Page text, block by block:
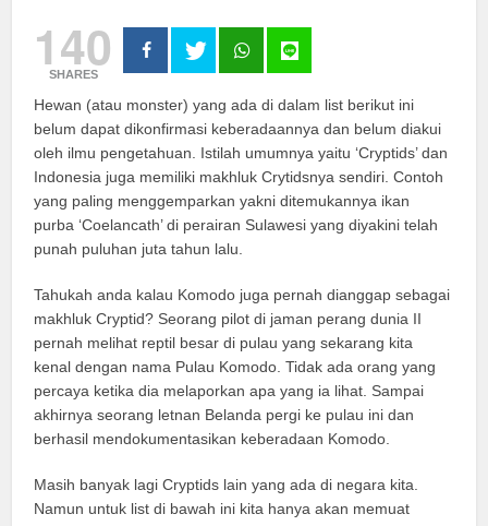
140
SHARES
Hewan (atau monster) yang ada di dalam list berikut ini
belum dapat dikonfirmasi keberadaannya dan belum diakui
oleh ilmu pengetahuan. Istilah umumnya yaitu ‘Cryptids’ dan
Indonesia juga memiliki makhluk Crytidsnya sendiri. Contoh
yang paling menggemparkan yakni ditemukannya ikan
purba ‘Coelancath’ di perairan Sulawesi yang diyakini telah
punah puluhan juta tahun lalu.
Tahukah anda kalau Komodo juga pernah dianggap sebagai
makhluk Cryptid? Seorang pilot di jaman perang dunia II
pernah melihat reptil besar di pulau yang sekarang kita
kenal dengan nama Pulau Komodo. Tidak ada orang yang
percaya ketika dia melaporkan apa yang ia lihat. Sampai
akhirnya seorang letnan Belanda pergi ke pulau ini dan
berhasil mendokumentasikan keberadaan Komodo.
Masih banyak lagi Cryptids lain yang ada di negara kita.
Namun untuk list di bawah ini kita hanya akan memuat